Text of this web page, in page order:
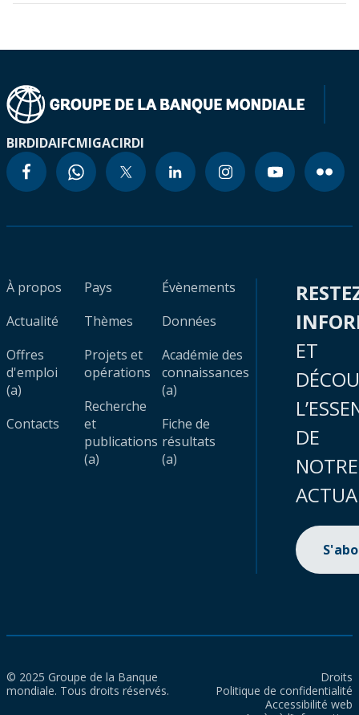
BIRDIDAIFCMIGACIRDI
À propos
Actualité
Offres
d'emploi
(a)
Contacts
Pays
Thèmes
Projets et
opérations
Recherche
et
publications
(a)
Évènements
Données
Académie des
connaissances
(a)
Fiche de
résultats
(a)
ET
DE
NOTRE
© 2025 Groupe de la Banque
mondiale. Tous droits réservés.
Droits
Politique de confidentialité
Accessibilité web